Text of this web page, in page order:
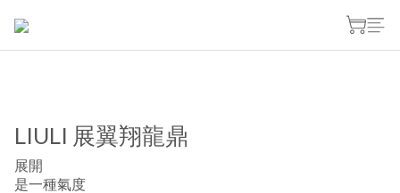
LIULI 展翼翔龍鼎
展開
是一種氣度